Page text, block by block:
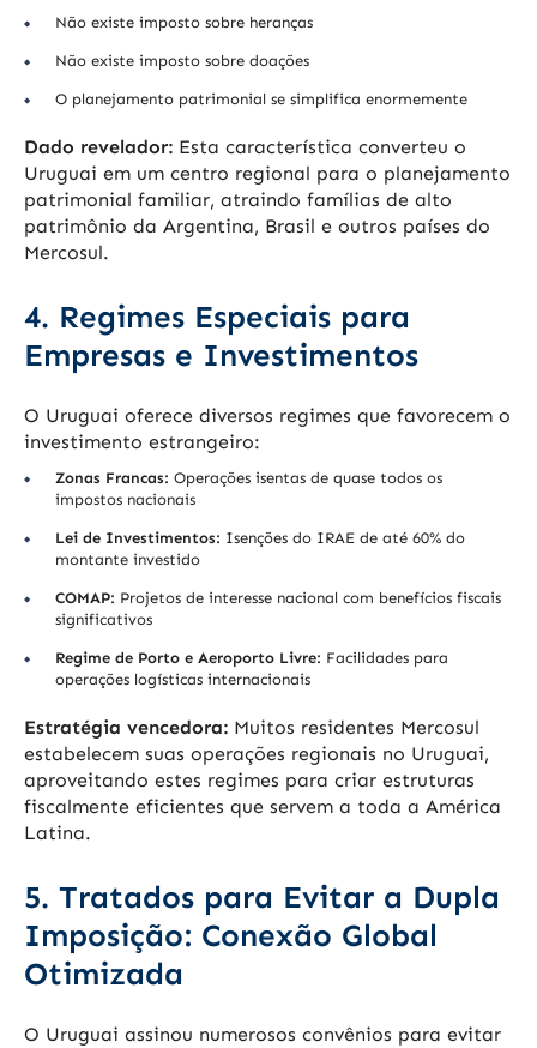
Não existe imposto sobre heranças
Não existe imposto sobre doações
O planejamento patrimonial se simplifica enormemente
Dado revelador: Esta característica converteu o
Uruguai em um centro regional para o planejamento
patrimonial familiar, atraindo famílias de alto
patrimônio da Argentina, Brasil e outros países do
Mercosul.
4. Regimes Especiais para
Empresas e Investimentos
O Uruguai oferece diversos regimes que favorecem o
investimento estrangeiro:
Zonas Francas: Operações isentas de quase todos os
impostos nacionais
Lei de Investimentos: Isenções do IRAE de até 60% do
montante investido
COMAP: Projetos de interesse nacional com benefícios fiscais
significativos
Regime de Porto e Aeroporto Livre: Facilidades para
operações logísticas internacionais
Estratégia vencedora: Muitos residentes Mercosul
estabelecem suas operações regionais no Uruguai,
aproveitando estes regimes para criar estruturas
fiscalmente eficientes que servem a toda a América
Latina.
5. Tratados para Evitar a Dupla
Imposição: Conexão Global
Otimizada
O Uruguai assinou numerosos convênios para evitar